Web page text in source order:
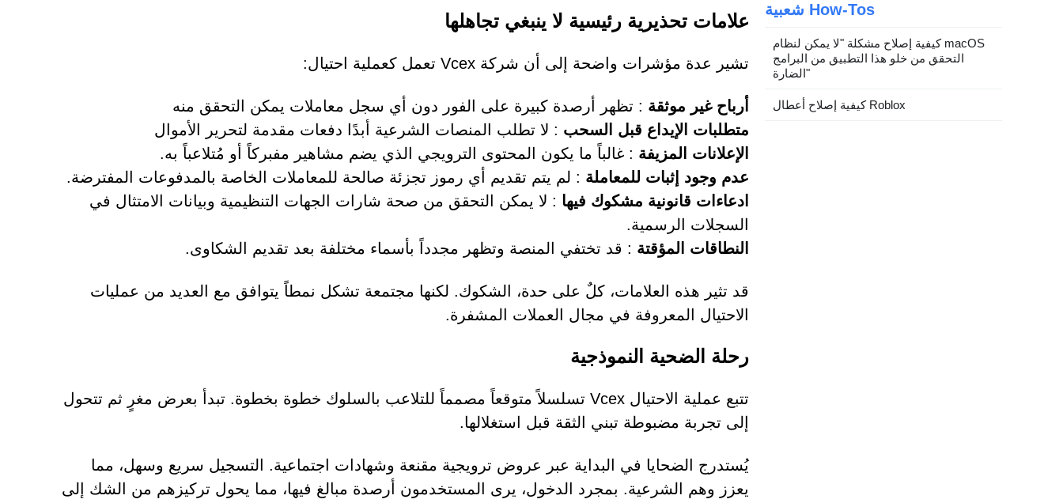
علامات تحذيرية رئيسية لا ينبغي تجاهلها
تشير عدة مؤشرات واضحة إلى أن شركة Vcex تعمل كعملية احتيال:
أرباح غير موثقة : تظهر أرصدة كبيرة على الفور دون أي سجل معاملات يمكن التحقق منه
متطلبات الإيداع قبل السحب : لا تطلب المنصات الشرعية أبدًا دفعات مقدمة لتحرير الأموال
الإعلانات المزيفة : غالباً ما يكون المحتوى الترويجي الذي يضم مشاهير مفبركاً أو مُتلاعباً به.
عدم وجود إثبات للمعاملة : لم يتم تقديم أي رموز تجزئة صالحة للمعاملات الخاصة بالمدفوعات المفترضة.
ادعاءات قانونية مشكوك فيها : لا يمكن التحقق من صحة شارات الجهات التنظيمية وبيانات الامتثال في
السجلات الرسمية.
النطاقات المؤقتة : قد تختفي المنصة وتظهر مجدداً بأسماء مختلفة بعد تقديم الشكاوى.
قد تثير هذه العلامات، كلٌ على حدة، الشكوك. لكنها مجتمعة تشكل نمطاً يتوافق مع العديد من عمليات
الاحتيال المعروفة في مجال العملات المشفرة.
رحلة الضحية النموذجية
تتبع عملية الاحتيال Vcex تسلسلاً متوقعاً مصمماً للتلاعب بالسلوك خطوة بخطوة. تبدأ بعرض مغرٍ ثم تتحول
إلى تجربة مضبوطة تبني الثقة قبل استغلالها.
يُستدرج الضحايا في البداية عبر عروض ترويجية مقنعة وشهادات اجتماعية. التسجيل سريع وسهل، مما
يعزز وهم الشرعية. بمجرد الدخول، يرى المستخدمون أرصدة مبالغ فيها، مما يحول تركيزهم من الشك إلى
شعبية How-Tos
كيفية إصلاح مشكلة "لا يمكن لنظام macOS
التحقق من خلو هذا التطبيق من البرامج
الضارة"
كيفية إصلاح أعطال Roblox